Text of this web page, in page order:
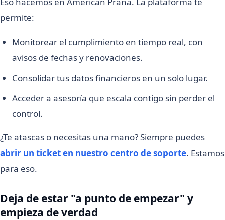
permite:
Monitorear el cumplimiento en tiempo real, con
avisos de fechas y renovaciones.
Consolidar tus datos financieros en un solo lugar.
Acceder a asesoría que escala contigo sin perder el
control.
¿Te atascas o necesitas una mano? Siempre puedes
abrir un ticket en nuestro centro de soporte. Estamos
para eso.
Deja de estar "a punto de empezar" y
empieza de verdad